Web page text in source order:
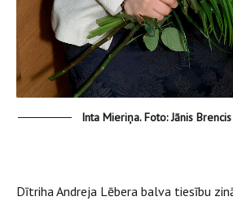
Inta Mieriņa. Foto: Jānis Brencis
Dītriha Andreja Lēbera balva tiesību